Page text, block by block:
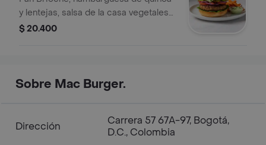
y lentejas, salsa de la casa vegetales
frescos.
$ 20.400
Sobre Mac Burger.
Dirección
Carrera 57 67A-97, Bogotá,
D.C., Colombia